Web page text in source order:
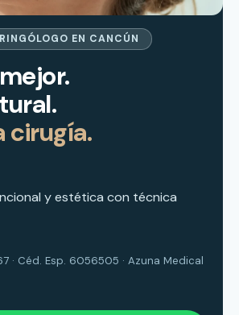
EN CANCÚN
cirugía.
y estética con técnica
· Céd. Esp. 6056505 · Azuna Medical